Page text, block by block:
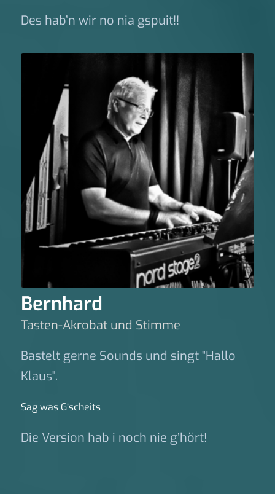
Des hab’n wir no nia gspuit!!
Bernhard
Tasten-Akrobat und Stimme
Bastelt gerne Sounds und singt "Hallo
Klaus".
Sag was G‘scheits
Die Version hab i noch nie g’hört!